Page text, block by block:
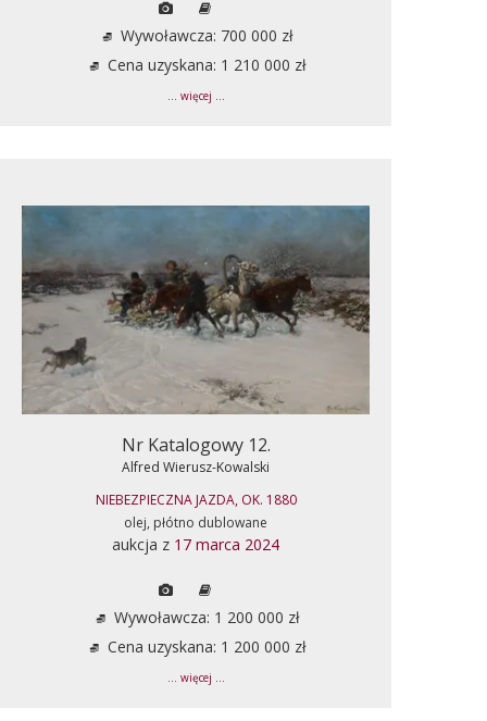
Wywoławcza: 700 000 zł
Cena uzyskana: 1 210 000 zł
... więcej ...
Nr Katalogowy 12.
Alfred Wierusz-Kowalski
NIEBEZPIECZNA JAZDA, OK. 1880
olej, płótno dublowane
aukcja z 17 marca 2024
Wywoławcza: 1 200 000 zł
Cena uzyskana: 1 200 000 zł
... więcej ...